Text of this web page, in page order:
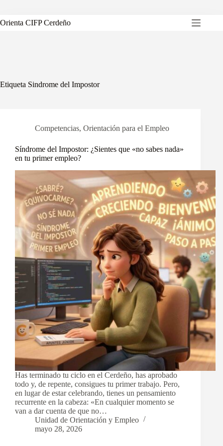
contenido
Orienta CIFP Cerdeño
Etiqueta Sindrome del Impostor
Competencias, Orientación para el Empleo
Síndrome del Impostor: ¿Sientes que «no sabes nada»
en tu primer empleo?
Has terminado tu ciclo en el Cerdeño, has aprobado
todo y, de repente, consigues tu primer trabajo. Pero,
en lugar de estar celebrando, tienes un pensamiento
recurrente en la cabeza: «En cualquier momento se
van a dar cuenta de que no…
Unidad de Orientación y Empleo
mayo 28, 2026